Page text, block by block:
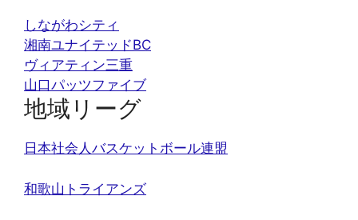
しながわシティ
湘南ユナイテッドBC
ヴィアティン三重
山口パッツファイブ
地域リーグ
日本社会人バスケットボール連盟
和歌山トライアンズ